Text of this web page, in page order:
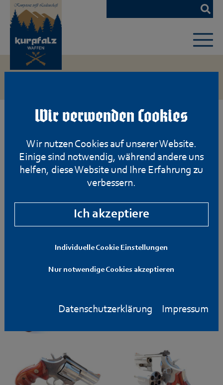
Wir verwenden Cookies
Wir nutzen Cookies auf unserer Website.
Einige sind notwendig, während andere uns
helfen, diese Website und Ihre Erfahrung zu
verbessern.
Ich akzeptiere
Individuelle Cookie Einstellungen
Nur notwendige Cookies akzeptieren
Datenschutzerklärung Impressum
Zum
Hauptinhalt
springen